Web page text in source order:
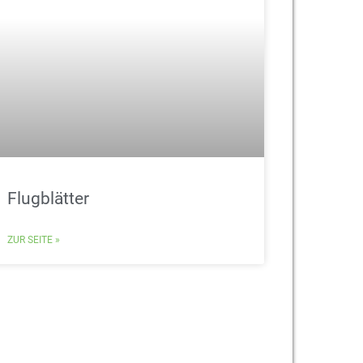
Flugblätter
ZUR SEITE »